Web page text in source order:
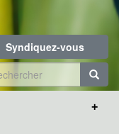
Syndiquez-vous